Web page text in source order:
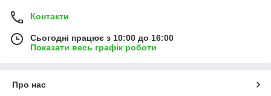
Контакти
Сьогодні працює з 10:00 до 16:00
Показати весь графік роботи
Про нас